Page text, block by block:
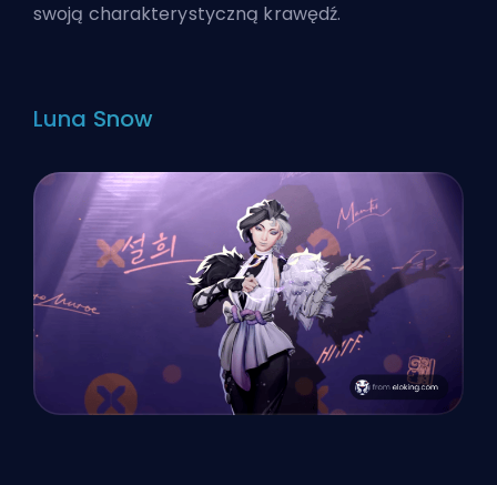
swoją charakterystyczną krawędź.
Luna Snow